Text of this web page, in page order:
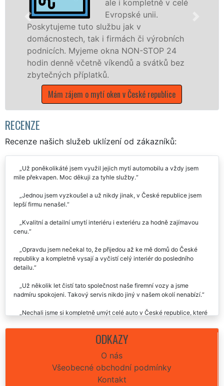
ale i kompletně v celé
Evropské unii.
službu jak v
tak i firmách či výrobních
okna NON-STOP 24
víkendů a svátků bez
o mytí oken v České republice
dřevěná okna
kompletní a
Evropské unii
víkendech a
Mám zájem o
RECENZE
Recenze našich služeb uklízení od zákazníků:
Už poněkolikáté jsem využil jejich mytí automobilu a vždy jsem
mile překvapen. Moc děkuji za tyhle služby.
Jednou jsem vyzkoušel a už nikdy jinak, v České republice jsem
lepší firmu nenašel.
Kvalitní a detailní umytí interiéru i exteriéru za hodně zajímavou
cenu.
republiky a kompletně vysají a vyčistí celý interiér do posledního
detailu.
Už několik let čistí tato společnost naše firemní vozy a jsme
Nechali jsme si kompletně umýt celé auto v České republice, které
jsem ho skoro ani nepoznala. =D
Naprosto dokonalé vyčištění plastů, sedaček i oken. Dál
ODKAZY
O nás